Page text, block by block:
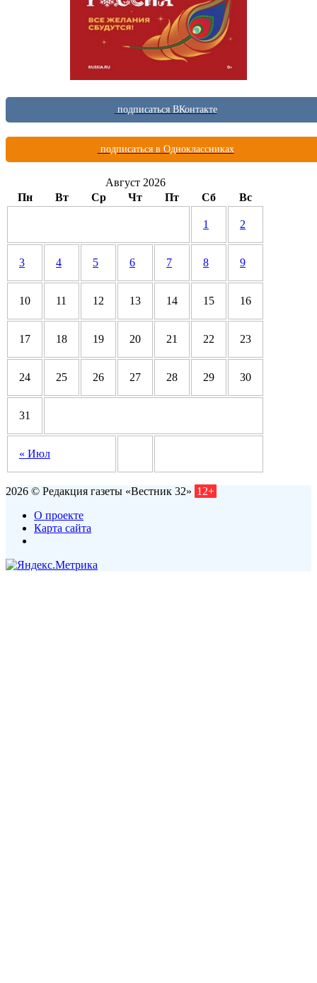
подписаться ВКонтакте
подписаться в Одноклассниках
Август 2026
Пн
Вт Ср Чт Пт Сб Вс
« Июл
1 2
3 4 5 6 7 8 9
10 11 12 13 14 15 16
17 18 19 20 21 22 23
24 25 26 27 28 29 30
31
2026 © Редакция газеты «Вестник 32» 12+
О проекте
Карта сайта